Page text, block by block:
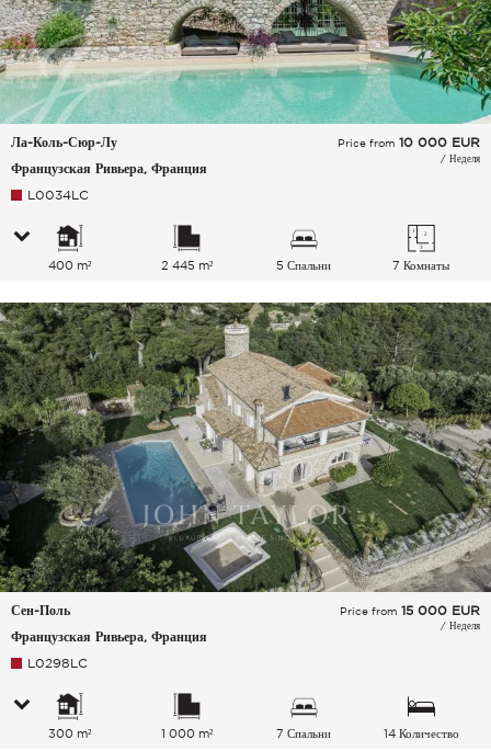
Ла-Коль-Сюр-Лу
Французская Ривьера, Франция
Price from 10 000 EUR
/ Неделя
L0034LC
400 m² 2 445 m² 5 Спальни 7 Комнаты
Сен-Поль
Французская Ривьера, Франция
Price from 15 000 EUR
/ Неделя
L0298LC
300 m² 1 000 m² 7 Спальни
14 Количество